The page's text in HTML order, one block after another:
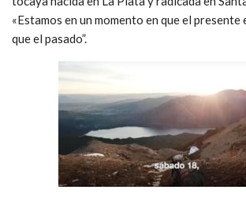
«Estamos en un momento en que el
que el pasado”.